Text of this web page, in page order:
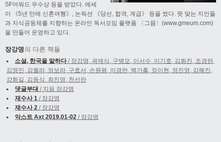
SF어워드 우수상 등을 받았다. 에세
이 《5년 만에 신혼여행》, 논픽션 《당선, 합격, 계급》 등을 썼다. 뜻 맞는 지인들
과 지식공동체를 지향하는 온라인 독서모임 플랫폼 〈그믐〉(www.gmeum.com)
을 만들어 운영하고 있다.
장강명의 다른 책들
소설, 한국을 말하다/ 장강명, 곽재식, 구병모, 이서수, 이기호, 김화진, 조경란,
김영민, 김멜라, 정보라, 구효서, 손원평, 이경란, 백가흠, 정이현, 정진영, 김혜진,
강화길, 김동식, 최진영, 천선란
댓글부대 / 지음 장강명
재수사 1 / 장강명
재수사 2 / 장강명
악스트 Axt 2019.01-02 / 장강명